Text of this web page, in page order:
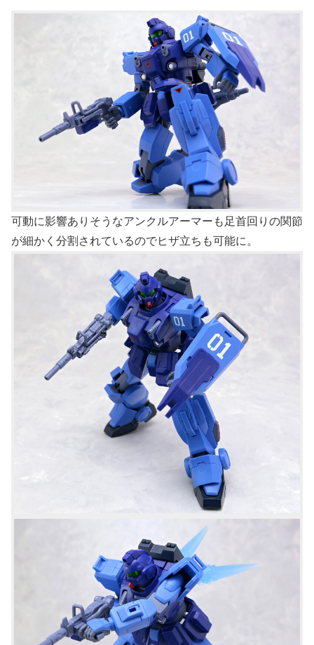
可動に影響ありそうなアンクルアーマーも足首回りの関節
が細かく分割されているのでヒザ立ちも可能に。